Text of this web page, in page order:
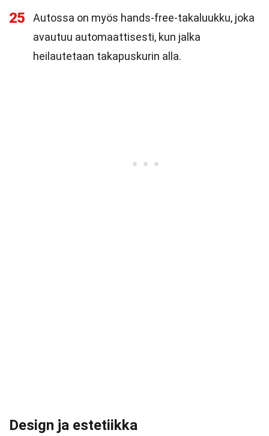
25
Autossa on myös hands-free-takaluukku, joka
avautuu automaattisesti, kun jalka
heilautetaan takapuskurin alla.
Design ja estetiikka